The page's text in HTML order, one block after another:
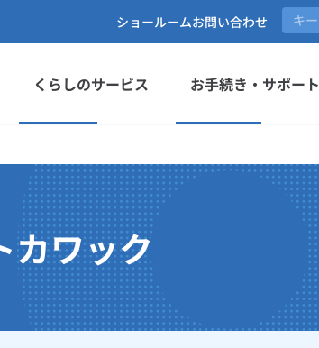
くらしのサービス お手続き・サポート
ショールームお問い合わせ
カワック